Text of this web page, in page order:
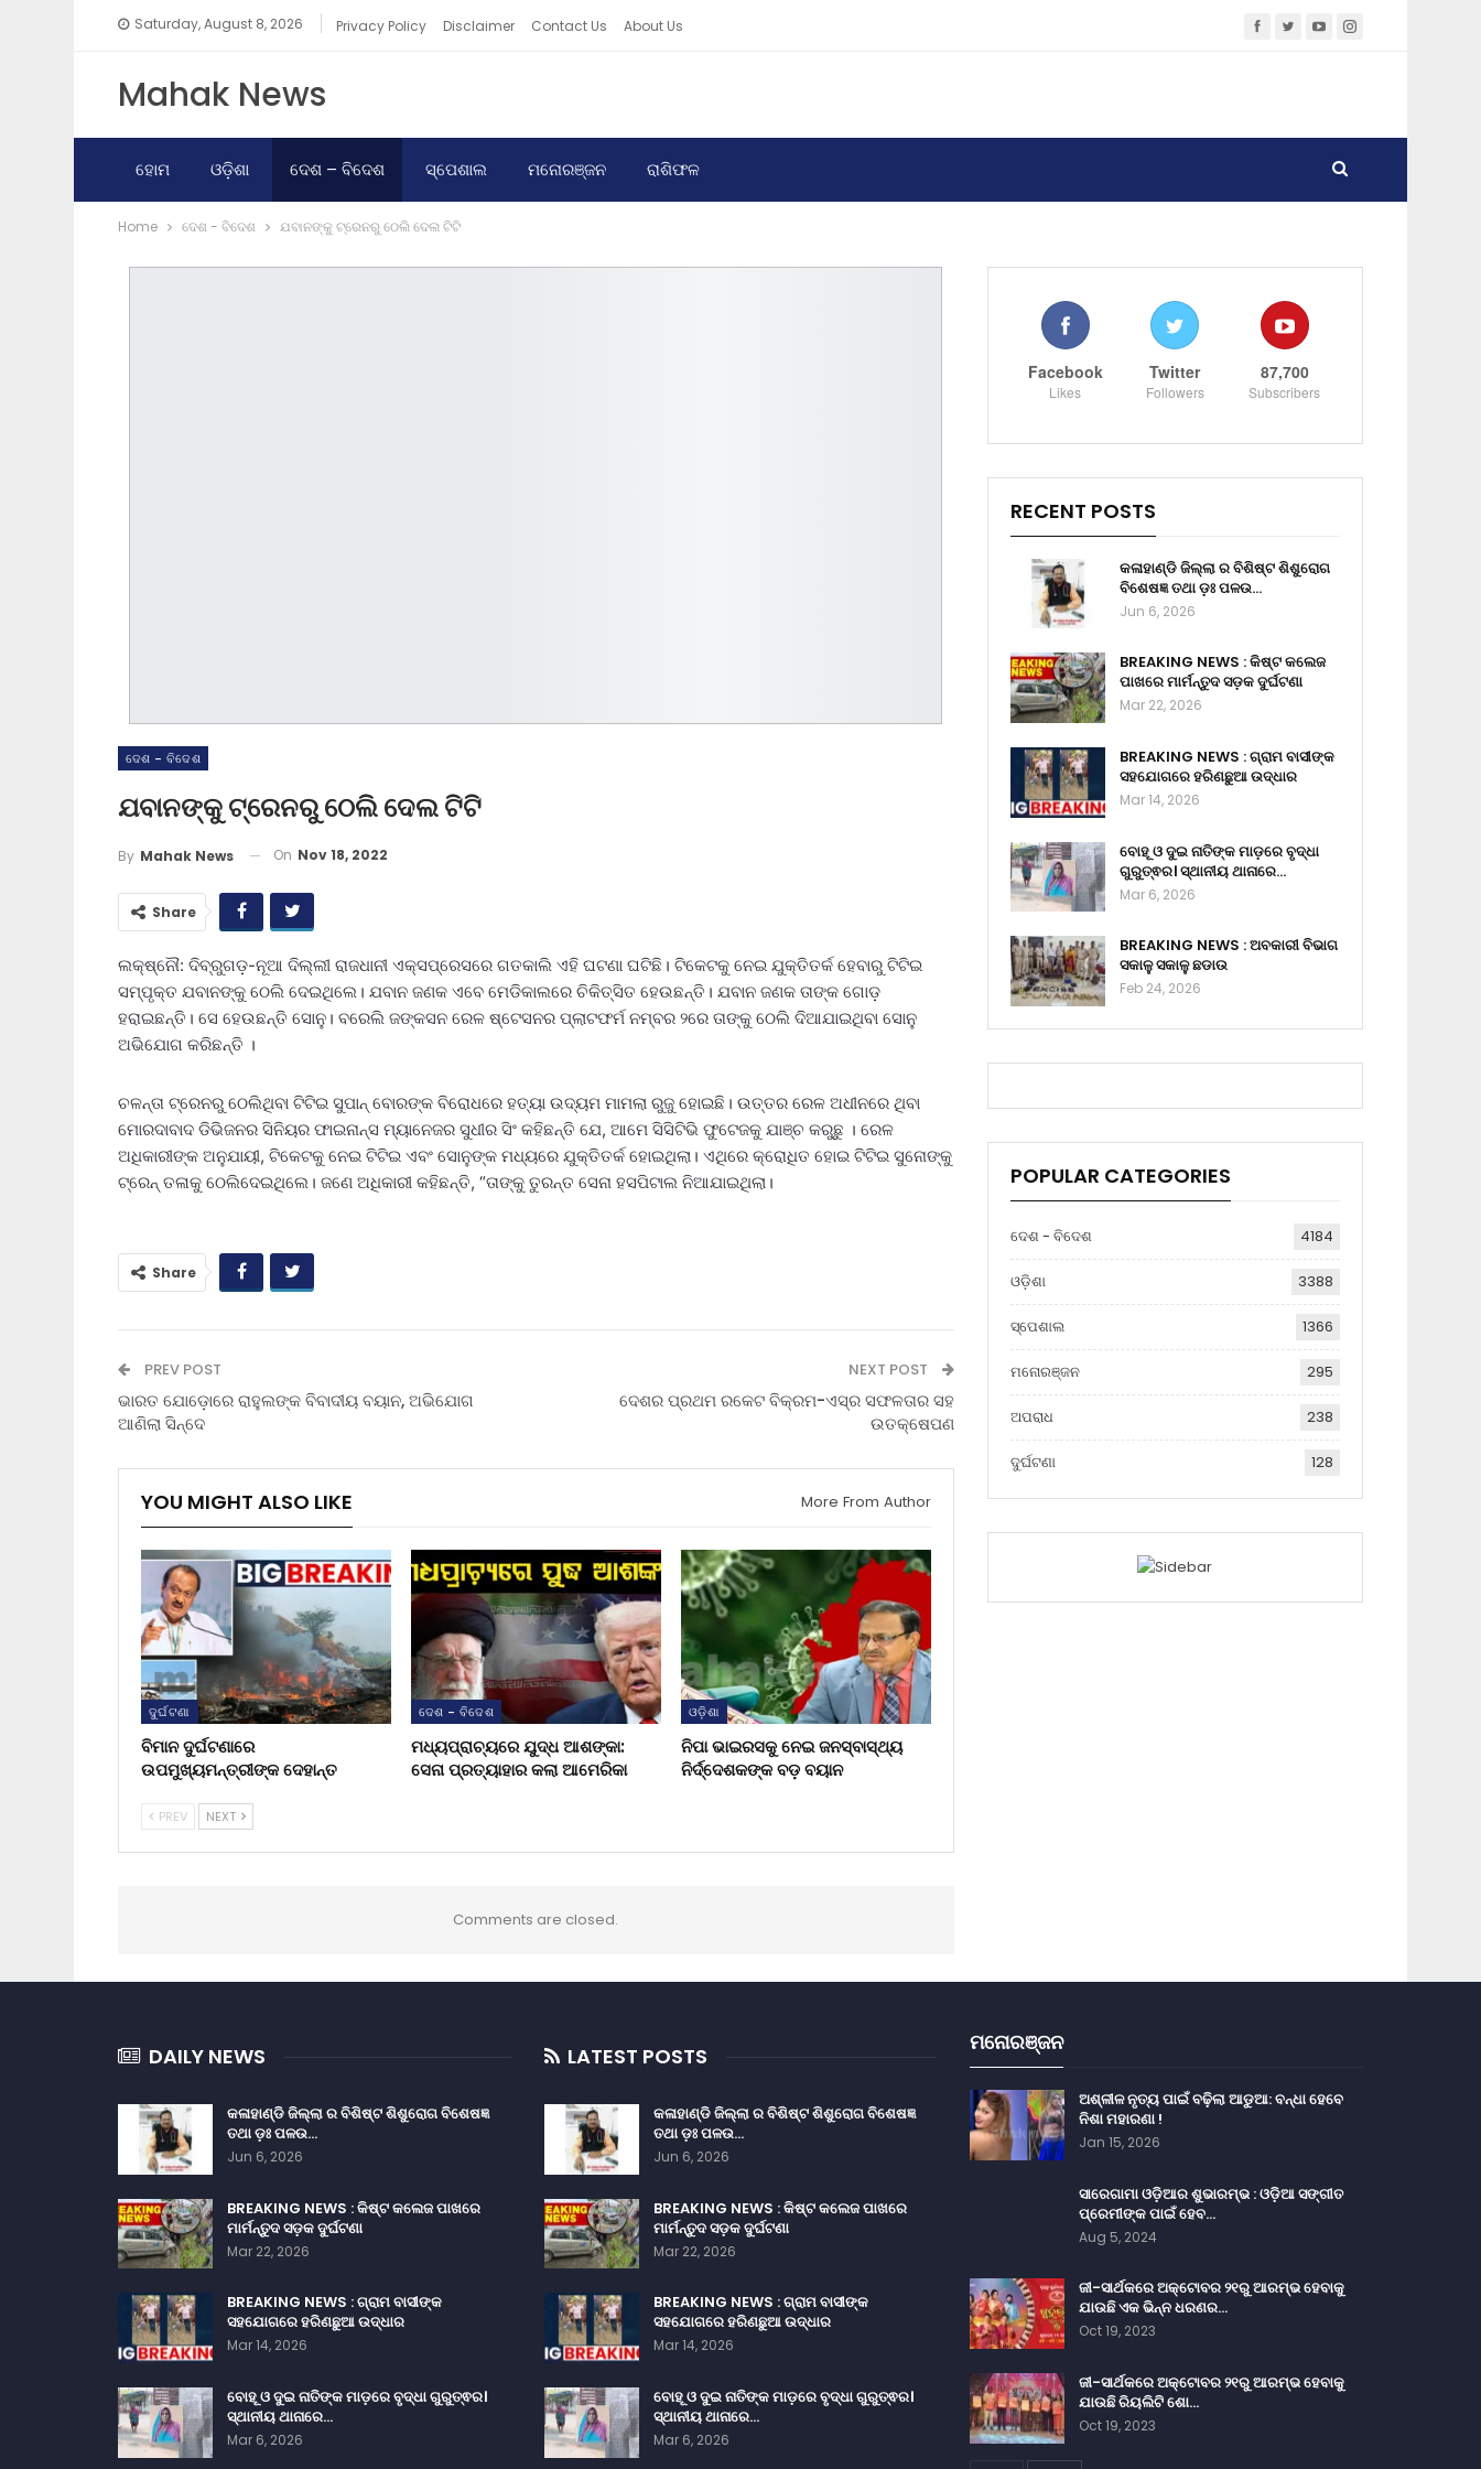
Saturday, August 8, 2026 Privacy Policy Disclaimer Contact Us About Us
Mahak News
ହୋମ ଓଡ଼ିଶା ଦେଶ – ବିଦେଶ ସ୍ପେଶାଲ ମନୋରଞ୍ଜନ ରାଶିଫଳ
Home ଦେଶ - ବିଦେଶ ଯବାନଙ୍କୁ ଟ୍ରେନରୁ ଠେଲି ଦେଲ ଟିଟି
ଦେଶ - ବିଦେଶ
ଯବାନଙ୍କୁ ଟ୍ରେନରୁ ଠେଲି ଦେଲ ଟିଟି
By Mahak News On Nov 18, 2022
Share
ଲକ୍ଷ୍ନୌ: ଦିବ୍ରୁଗଡ଼-ନୂଆ ଦିଲ୍ଲୀ ରାଜଧାନୀ ଏକ୍ସପ୍ରେସରେ ଗତକାଲି ଏହି ଘଟଣା ଘଟିଛି। ଟିକେଟକୁ ନେଇ ଯୁକ୍ତିତର୍କ ହେବାରୁ ଟିଟିଇ
ସମ୍ପୃକ୍ତ ଯବାନଙ୍କୁ ଠେଲି ଦେଇଥିଲେ। ଯବାନ ଜଣକ ଏବେ ମେଡିକାଲରେ ଚିକିତ୍ସିତ ହେଉଛନ୍ତି। ଯବାନ ଜଣକ ତାଙ୍କ ଗୋଡ଼
ହରାଇଛନ୍ତି। ସେ ହେଉଛନ୍ତି ସୋନୁ। ବରେଲି ଜଙ୍କସନ ରେଳ ଷ୍ଟେସନର ପ୍ଲାଟଫର୍ମ ନମ୍ବର ୨ରେ ତାଙ୍କୁ ଠେଲି ଦିଆଯାଇଥିବା ସୋନୁ
ଅଭିଯୋଗ କରିଛନ୍ତି ।
ଚଳନ୍ତା ଟ୍ରେନରୁ ଠେଲିଥିବା ଟିଟିଇ ସୁପାନ୍ ବୋରଙ୍କ ବିରୋଧରେ ହତ୍ୟା ଉଦ୍ୟମ ମାମଲା ରୁଜୁ ହୋଇଛି। ଉତ୍ତର ରେଳ ଅଧୀନରେ ଥିବା
ମୋରଦାବାଦ ଡିଭିଜନର ସିନିୟର ଫାଇନାନ୍ସ ମ୍ୟାନେଜର ସୁଧୀର ସିଂ କହିଛନ୍ତି ଯେ, ଆମେ ସିସିଟିଭି ଫୁଟେଜକୁ ଯାଞ୍ଚ କରୁଛୁ । ରେଳ
ଅଧିକାରୀଙ୍କ ଅନୁଯାୟୀ, ଟିକେଟକୁ ନେଇ ଟିଟିଇ ଏବଂ ସୋନୁଙ୍କ ମଧ୍ୟରେ ଯୁକ୍ତିତର୍କ ହୋଇଥିଲା। ଏଥିରେ କ୍ରୋଧିତ ହୋଇ ଟିଟିଇ ସୁନୋଙ୍କୁ
ଟ୍ରେନ୍ ତଳାକୁ ଠେଲିଦେଇଥିଲେ। ଜଣେ ଅଧିକାରୀ କହିଛନ୍ତି, “ତାଙ୍କୁ ତୁରନ୍ତ ସେନା ହସପିଟାଲ ନିଆଯାଇଥିଲା।
Share
PREV POST
ଭାରତ ଯୋଡ଼ୋରେ ରାହୁଲଙ୍କ ବିବାଦୀୟ ବୟାନ, ଅଭିଯୋଗ
ଆଣିଲା ସିନ୍ଦେ
NEXT POST
ଦେଶର ପ୍ରଥମ ରକେଟ ବିକ୍ରମ-ଏସ୍‌ର ସଫଳତାର ସହ
ଉତକ୍ଷେପଣ
YOU MIGHT ALSO LIKE More From Author
ଦୁର୍ଘଟଣା
ବିମାନ ଦୁର୍ଘଟଣାରେ
ଉପମୁଖ୍ୟମନ୍ତ୍ରୀଙ୍କ ଦେହାନ୍ତ
ଦେଶ - ବିଦେଶ
ମଧ୍ୟପ୍ରାଚ୍ୟରେ ଯୁଦ୍ଧ ଆଶଙ୍କା:
ସେନା ପ୍ରତ୍ୟାହାର କଲା ଆମେରିକା
ଓଡ଼ିଶା
ନିପା ଭାଇରସକୁ ନେଇ ଜନସ୍ବାସ୍ଥ୍ୟ
ନିର୍ଦ୍ଦେଶକଙ୍କ ବଡ଼ ବୟାନ
PREV NEXT
Comments are closed.
Facebook
Likes
Twitter
Followers
87,700
Subscribers
RECENT POSTS
କଳାହାଣ୍ଡି ଜିଲ୍ଲା ର ବିଶିଷ୍ଟ ଶିଶୁରୋଗ
ବିଶେଷଜ୍ଞ ତଥା ଡ଼ଃ ପଳଉ…
Jun 6, 2026
BREAKING NEWS : କିଷ୍ଟ କଲେଜ
ପାଖରେ ମାର୍ମନ୍ତୁଦ ସଡ଼କ ଦୁର୍ଘଟଣା
Mar 22, 2026
BREAKING NEWS : ଗ୍ରାମ ବାସୀଙ୍କ
ସହଯୋଗରେ ହରିଣଛୁଆ ଉଦ୍ଧାର
Mar 14, 2026
ବୋହୂ ଓ ଦୁଇ ନାତିଙ୍କ ମାଡ଼ରେ ବୃଦ୍ଧା
ଗୁରୁତ୍ଵର। ସ୍ଥାନୀୟ ଥାନାରେ…
Mar 6, 2026
BREAKING NEWS : ଅବକାରୀ ବିଭାଗ
ସକାଳୁ ସକାଳୁ ଛଡାଉ
Feb 24, 2026
POPULAR CATEGORIES
ଦେଶ - ବିଦେଶ 4184
ଓଡ଼ିଶା 3388
ସ୍ପେଶାଲ 1366
ମନୋରଞ୍ଜନ 295
ଅପରାଧ 238
ଦୁର୍ଘଟଣା 128
DAILY NEWS
କଳାହାଣ୍ଡି ଜିଲ୍ଲା ର ବିଶିଷ୍ଟ ଶିଶୁରୋଗ ବିଶେଷଜ୍ଞ
ତଥା ଡ଼ଃ ପଳଉ…
Jun 6, 2026
BREAKING NEWS : କିଷ୍ଟ କଲେଜ ପାଖରେ
ମାର୍ମନ୍ତୁଦ ସଡ଼କ ଦୁର୍ଘଟଣା
Mar 22, 2026
BREAKING NEWS : ଗ୍ରାମ ବାସୀଙ୍କ
ସହଯୋଗରେ ହରିଣଛୁଆ ଉଦ୍ଧାର
Mar 14, 2026
ବୋହୂ ଓ ଦୁଇ ନାତିଙ୍କ ମାଡ଼ରେ ବୃଦ୍ଧା ଗୁରୁତ୍ଵର।
ସ୍ଥାନୀୟ ଥାନାରେ…
Mar 6, 2026
LATEST POSTS
କଳାହାଣ୍ଡି ଜିଲ୍ଲା ର ବିଶିଷ୍ଟ ଶିଶୁରୋଗ ବିଶେଷଜ୍ଞ
ତଥା ଡ଼ଃ ପଳଉ…
Jun 6, 2026
BREAKING NEWS : କିଷ୍ଟ କଲେଜ ପାଖରେ
ମାର୍ମନ୍ତୁଦ ସଡ଼କ ଦୁର୍ଘଟଣା
Mar 22, 2026
BREAKING NEWS : ଗ୍ରାମ ବାସୀଙ୍କ
ସହଯୋଗରେ ହରିଣଛୁଆ ଉଦ୍ଧାର
Mar 14, 2026
ବୋହୂ ଓ ଦୁଇ ନାତିଙ୍କ ମାଡ଼ରେ ବୃଦ୍ଧା ଗୁରୁତ୍ଵର।
ସ୍ଥାନୀୟ ଥାନାରେ…
Mar 6, 2026
ମନୋରଞ୍ଜନ
ଅଶ୍ଳୀଳ ନୃତ୍ୟ ପାଇଁ ବଢ଼ିଲା ଆଡୁଆ: ବନ୍ଧା ହେବେ
ନିଶା ମହାରଣା !
Jan 15, 2026
ସାରେଗାମା ଓଡ଼ିଆର ଶୁଭାରମ୍ଭ : ଓଡ଼ିଆ ସଙ୍ଗୀତ
ପ୍ରେମୀଙ୍କ ପାଇଁ ହେବ…
Aug 5, 2024
ଜୀ-ସାର୍ଥକରେ ଅକ୍ଟୋବର ୨୧ରୁ ଆରମ୍ଭ ହେବାକୁ
ଯାଉଛି ଏକ ଭିନ୍ନ ଧରଣର…
Oct 19, 2023
ଜୀ-ସାର୍ଥକରେ ଅକ୍ଟୋବର ୨୧ରୁ ଆରମ୍ଭ ହେବାକୁ
ଯାଉଛି ରିୟଲିଟି ଶୋ…
Oct 19, 2023